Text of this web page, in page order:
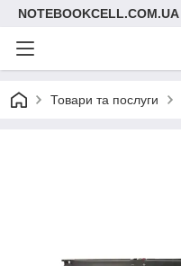
NOTEBOOKCELL.COM.UA
Товари та послуги